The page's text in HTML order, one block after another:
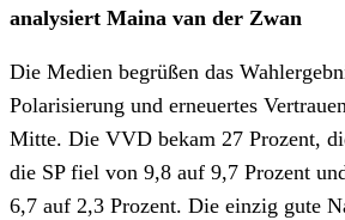
analysiert Maina van der Zwan
Die Medien begrüßen das
Polarisierung und erneuertes
Mitte. Die VVD bekam 27 Prozent,
die SP fiel von 9,8 auf 9,7 Prozent
6,7 auf 2,3 Prozent. Die einzig gute